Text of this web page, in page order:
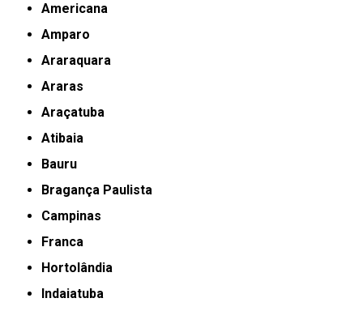
Americana
Amparo
Araraquara
Araras
Araçatuba
Atibaia
Bauru
Bragança Paulista
Campinas
Franca
Hortolândia
Indaiatuba